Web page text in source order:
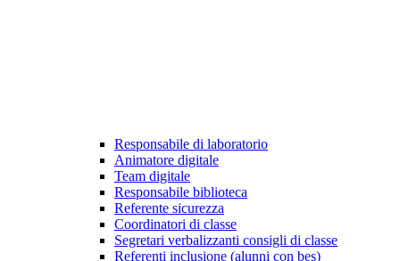
Responsabile di laboratorio
Animatore digitale
Team digitale
Responsabile biblioteca
Referente sicurezza
Coordinatori di classe
Segretari verbalizzanti consigli di classe
Referenti inclusione (alunni con bes)